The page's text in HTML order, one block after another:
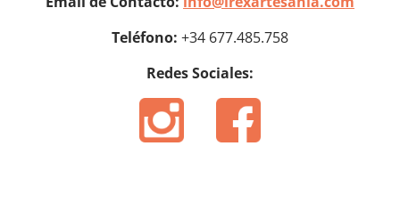
Teléfono: +34 677.485.758
Redes Sociales: